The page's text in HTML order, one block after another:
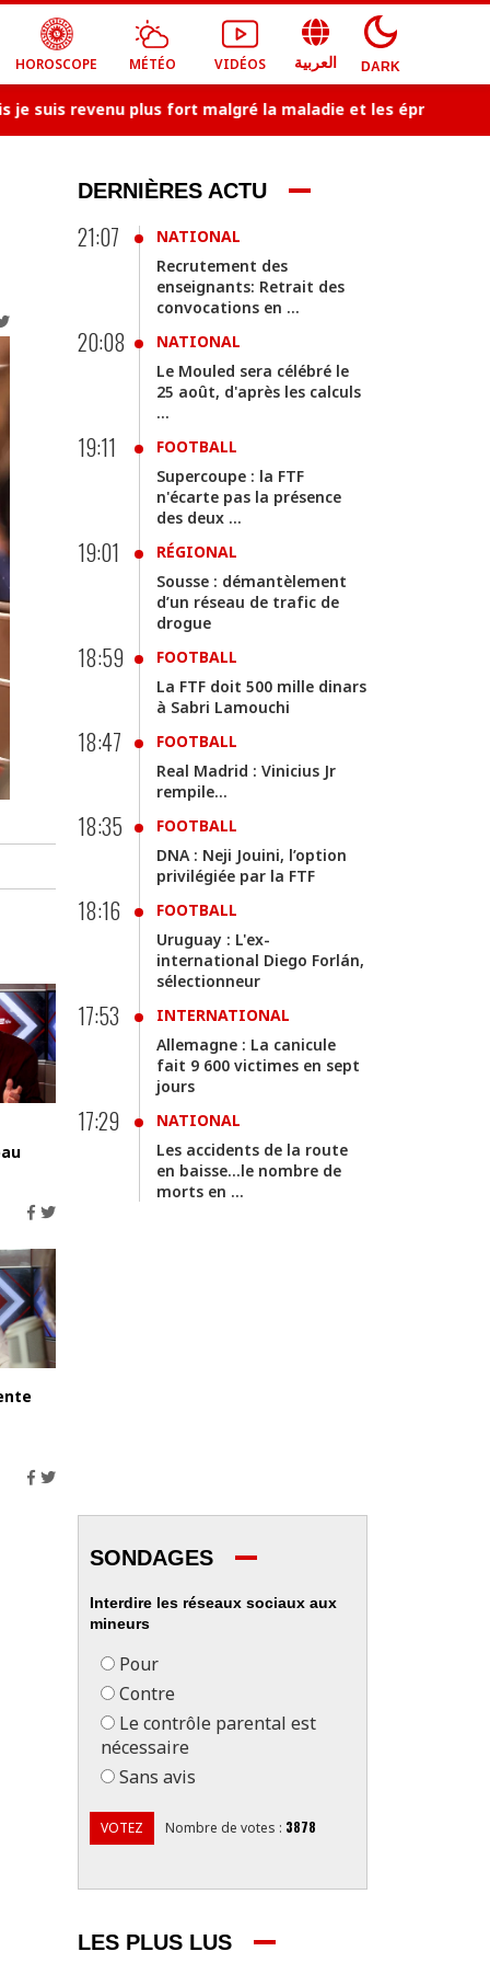
HOROSCOPE MÉTÉO VIDÉOS العربية DARK
revenu plus fort malgré la maladie et les épreuves...
DERNIÈRES ACTU
21:07
NATIONAL
Recrutement des
enseignants: Retrait des
convocations en ...
20:08
NATIONAL
Le Mouled sera célébré le
25 août, d'après les calculs
...
19:11
FOOTBALL
Supercoupe : la FTF
n'écarte pas la présence
des deux ...
19:01
RÉGIONAL
Sousse : démantèlement
d’un réseau de trafic de
drogue
18:59
FOOTBALL
La FTF doit 500 mille dinars
à Sabri Lamouchi
18:47
FOOTBALL
Real Madrid : Vinicius Jr
rempile…
18:35
FOOTBALL
DNA : Neji Jouini, l’option
privilégiée par la FTF
18:16
FOOTBALL
Uruguay : L'ex-
international Diego Forlán,
sélectionneur
17:53
INTERNATIONAL
Allemagne : La canicule
fait 9 600 victimes en sept
jours
17:29
NATIONAL
Les accidents de la route
en baisse...le nombre de
morts en ...
SONDAGES
Interdire les réseaux sociaux aux
mineurs
Pour
Contre
Le contrôle parental est
nécessaire
Sans avis
VOTEZ Nombre de votes : 3878
LES PLUS LUS